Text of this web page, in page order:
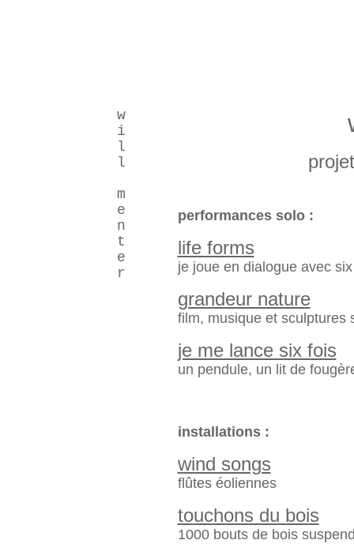
w
i
l
l
m
e
n
t
e
r
performances solo :
life forms
je joue en dialogue avec
grandeur nature
film, musique et sculptures
je me lance six fois
un pendule, un lit de
installations :
wind songs
flûtes éoliennes
touchons du bois
1000 bouts de bois